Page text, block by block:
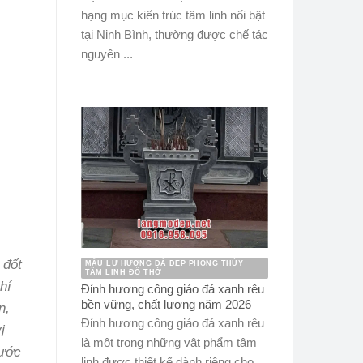
hạng mục kiến trúc tâm linh nổi bật
tại Ninh Bình, thường được chế tác
nguyên ...
MẪU LƯ HƯƠNG ĐÁ ĐẸP PHONG THỦY
TÂM LINH ĐỒ THỜ
Đỉnh hương công giáo đá xanh rêu
bền vững, chất lượng năm 2026
Đỉnh hương công giáo đá xanh rêu
là một trong những vật phẩm tâm